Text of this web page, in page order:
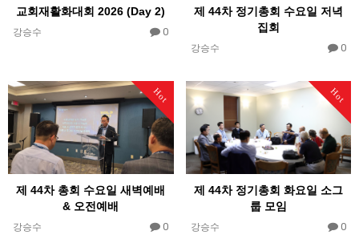
교회재활화대회 2026 (Day 2)
강승수 0
제 44차 정기총회 수요일 저녁
집회
강승수 0
Hot
제 44차 총회 수요일 새벽예배
& 오전예배
강승수 0
Hot
제 44차 정기총회 화요일 소그
룹 모임
강승수 0